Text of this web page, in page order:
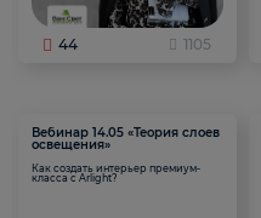
44 1105
Вебинар 14.05 «Теория слоев
освещения»
Как создать интерьер премиум-
класса с Arlight?